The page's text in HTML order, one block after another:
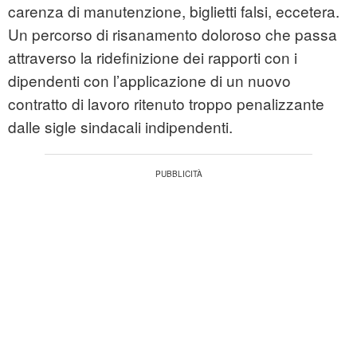
carenza di manutenzione, biglietti falsi, eccetera.
Un percorso di risanamento doloroso che passa
attraverso la ridefinizione dei rapporti con i
dipendenti con l’applicazione di un nuovo
contratto di lavoro ritenuto troppo penalizzante
dalle sigle sindacali indipendenti.